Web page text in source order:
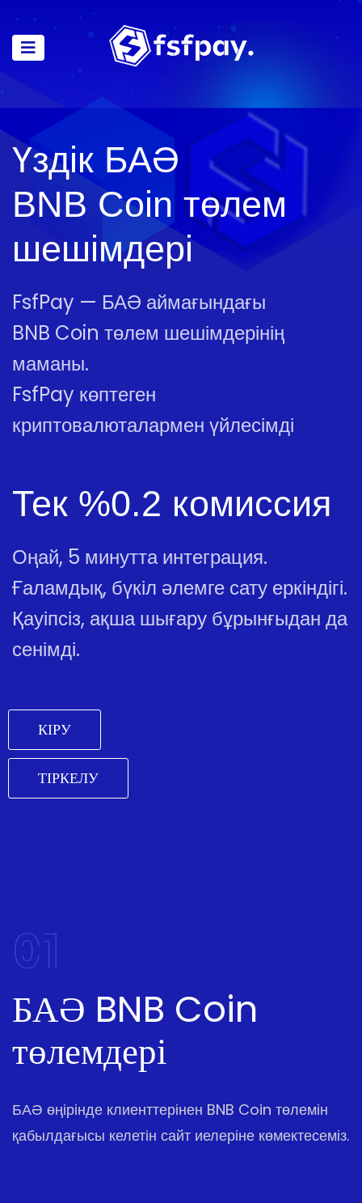
Үздік БАӘ
BNB Coin төлем
шешімдері
FsfPay — БАӘ аймағындағы
BNB Coin төлем шешімдерінің
маманы.
FsfPay көптеген
криптовалюталармен үйлесімді
Тек %0.2 комиссия
Оңай, 5 минутта интеграция.
Ғаламдық, бүкіл әлемге сату еркіндігі.
Қауіпсіз, ақша шығару бұрынғыдан да
сенімді.
КІРУ
ТІРКЕЛУ
01
БАӘ BNB Coin
төлемдері
БАӘ өңірінде клиенттерінен BNB Coin төлемін
қабылдағысы келетін сайт иелеріне көмектесеміз.